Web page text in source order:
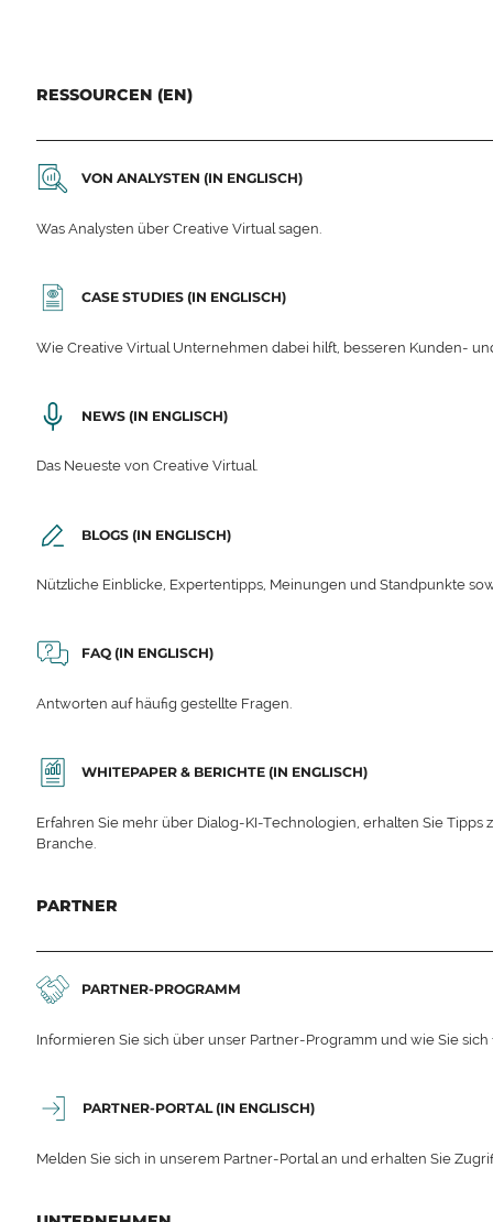
RESSOURCEN (EN)
VON ANALYSTEN (IN ENGLISCH)
Was Analysten über Creative Virtual sagen.
CASE STUDIES (IN ENGLISCH)
Wie Creative Virtual Unternehmen dabei hilft, besseren Kunden-
NEWS (IN ENGLISCH)
Das Neueste von Creative Virtual.
BLOGS (IN ENGLISCH)
Nützliche Einblicke, Expertentipps, Meinungen und Standpunkte
FAQ (IN ENGLISCH)
Antworten auf häufig gestellte Fragen.
WHITEPAPER & BERICHTE (IN ENGLISCH)
Erfahren Sie mehr über Dialog-KI-Technologien, erhalten Sie
Branche.
PARTNER
PARTNER-PROGRAMM
Informieren Sie sich über unser Partner-Programm und wie Sie
PARTNER-PORTAL (IN ENGLISCH)
Melden Sie sich in unserem Partner-Portal an und erhalten Sie